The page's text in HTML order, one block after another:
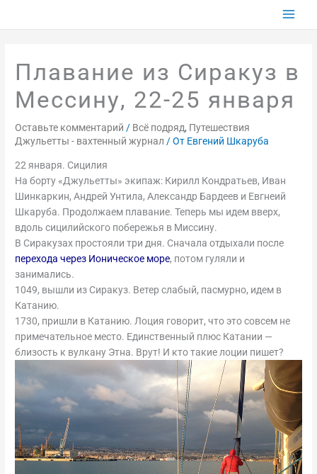
Плавание из Сиракуз в
Мессину, 22-25 января
Оставьте комментарий / Всё подряд, Путешествия
Джульетты - вахтенный журнал / От Евгений Шкаруба
22 января. Сицилия
На борту «Джульетты» экипаж: Кирилл Кондратьев, Иван
Шинкаркин, Андрей Унтила, Александр Бардеев и Евгнеий
Шкаруба. Продолжаем плавание. Теперь мы идем вверх,
вдоль сицилийского побережья в Миссину.
В Сиракузах простояли три дня. Сначала отдыхали после
перехода через Ионическое море, потом гуляли и
занимались.
1049, вышли из Сиракуз. Ветер слабый, пасмурно, идем в
Катанию.
1730, пришли в Катанию. Лоция говорит, что это совсем не
примечательное место. Единственный плюс Катании —
близость к вулкану Этна. Врут! И кто такие лоции пишет?